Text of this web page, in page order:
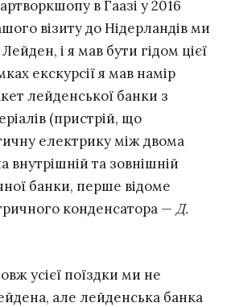
в Гаазі у 2016
візиту до Нідерландів ми
і я мав бути гідом цієї
екскурсії я мав намір
лейденської банки з
(пристрій, що
електрику між двома
внутрішній та зовнішній
банки, перше відоме
конденсатора — Д.
усієї поїздки ми не
але лейденська банка